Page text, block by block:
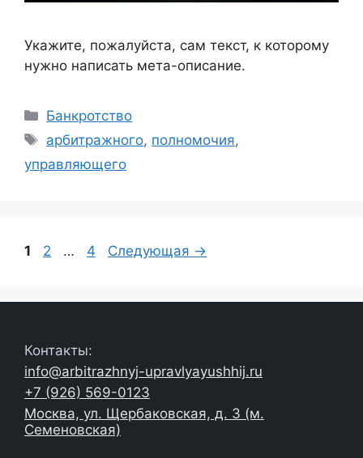
Укажите, пожалуйста, сам текст, к которому
нужно написать мета-описание.
Рубрики
Банкротство
Метки
арбитражного, полномочия,
управляющего
Страница
1 Страница
2 … Страница
4 Следующая →
Контакты:
info@arbitrazhnyj-upravlyayushhij.ru
+7 (926) 569-0123
Москва, ул. Щербаковская, д. 3 (м.
Семеновская)